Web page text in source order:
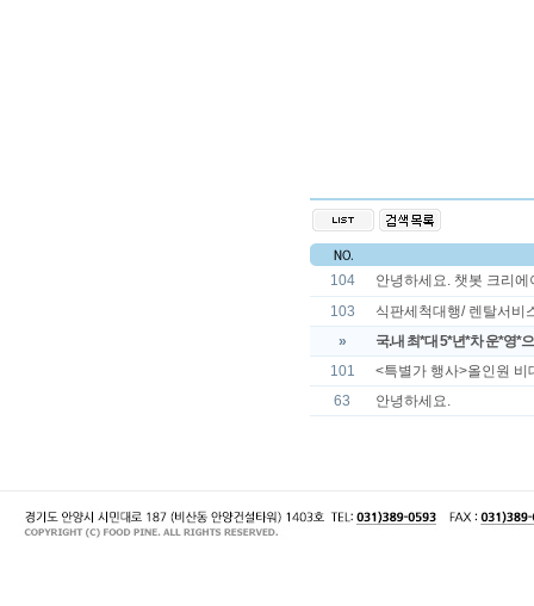
104
안녕하세요. 챗봇 크리
103
식판세척대행/ 렌탈서비
»
국.내 최*대 5*년*차 운*영*
101
<특별가 행사>올인원 비
63
안녕하세요.